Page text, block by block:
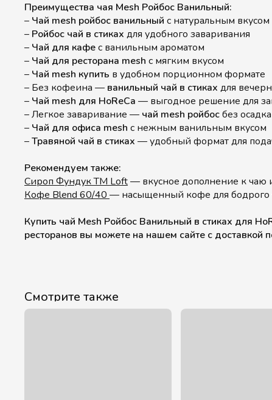
Преимущества чая Mesh Ройбос Ванильный:
– Чай mesh ройбос ванильный с натуральным вкусом
– Ройбос чай в стиках для удобного заваривания
– Чай для кафес ванильным ароматом
– Чай для ресторана mesh с мягким вкусом
– Чай mesh купить в удобном порционном формате
– Без кофеина — ванильный чай в стиках для
– Чай mesh для HoReCa — выгодное решение для
– Легкое заваривание — чай mesh ройбосбез осадка
– Чай для офиса mesh с нежным ванильным вкусом
–Травяной чай в стиках — удобный формат для
Рекомендуем также:
Сироп Фундук TM Loft— вкусное дополнение к чаю
Кофе Blend 60/40 — насыщенный кофе для бодрого
Купить чай Mesh Ройбос Ванильный в стиках для
ресторанов вы можете на нашем сайте с доставкой
Смотрите также